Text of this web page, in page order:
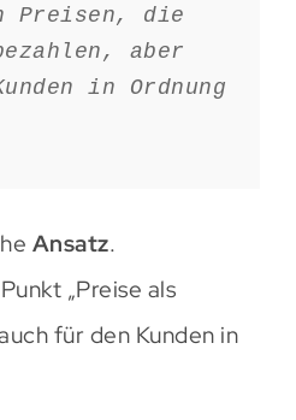
Preisen, die
aber
in Ordnung
Ansatz.
„Preise als
für den Kunden in